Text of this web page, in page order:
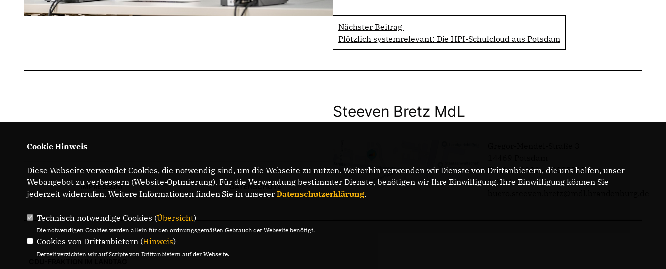
Nächster Beitrag
Plötzlich systemrelevant: Die HPI-Schulcloud aus Potsdam
IMPRESSUM DATENSCHUTZ
Steeven Bretz MdL
Telefon: 0331 - 20085713
E-Mail:
Cookie Hinweis
Diese Webseite verwendet Cookies, die notwendig sind, um die Webseite zu nutzen. Weiterhin verwenden wir Dienste von Drittanbietern, die uns helfen, unser
Webangebot zu verbessern (Website-Optmierung). Für die Verwendung bestimmter Dienste, benötigen wir Ihre Einwilligung. Ihre Einwilligung können Sie
jederzeit widerrufen. Weitere Informationen finden Sie in unserer Datenschutzerklärung.
Technisch notwendige Cookies (Übersicht)
Die notwendigen Cookies werden allein für den ordnungsgemäßen Gebrauch der Webseite benötigt.
Cookies von Drittanbietern (Hinweis)
Derzeit verzichten wir auf Scripte von Drittanbietern auf der Webseite.